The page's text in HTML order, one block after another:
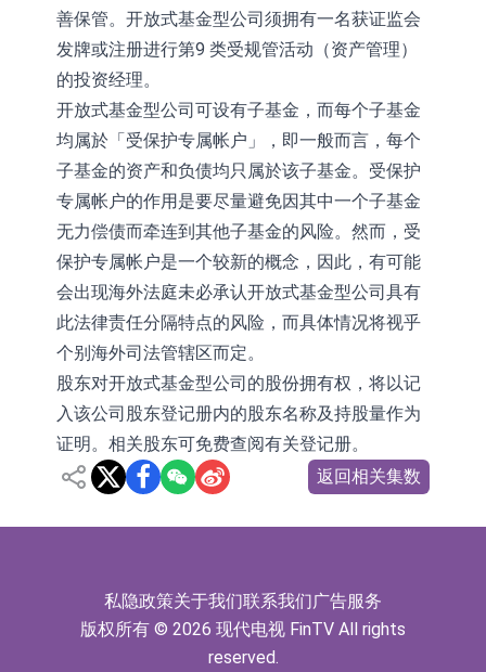
链一站式研发智造服务
重组整合
神火股份：新疆神火铝水转化率已
猫(601015.CN)跌8.38%
善保管。开放式基金型公司须拥有一名获证监会
发牌或注册进行第9 类受规管活动（资产管理）
的投资经理。
开放式基金型公司可设有子基金，而每个子基金
均属於「受保护专属帐户」，即一般而言，每个
子基金的资产和负债均只属於该子基金。受保护
专属帐户的作用是要尽量避免因其中一个子基金
无力偿债而牵连到其他子基金的风险。然而，受
保护专属帐户是一个较新的概念，因此，有可能
会出现海外法庭未必承认开放式基金型公司具有
此法律责任分隔特点的风险，而具体情况将视乎
个别海外司法管辖区而定。
股东对开放式基金型公司的股份拥有权，将以记
入该公司股东登记册内的股东名称及持股量作为
证明。相关股东可免费查阅有关登记册。
返回相关集数
私隐政策关于我们联系我们广告服务
版权所有 © 2026 现代电视 FinTV All rights
reserved.